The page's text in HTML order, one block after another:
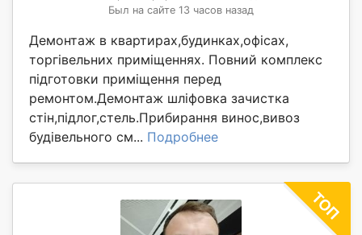
Был на сайте 13 часов назад
Демонтаж в квартирах,будинках,офісах,
торгівельних приміщеннях. Повний комплекс
підготовки приміщення перед
ремонтом.Демонтаж шліфовка зачистка
стін,підлог,стель.Прибирання винос,вивоз
будівельного см... Подробнее